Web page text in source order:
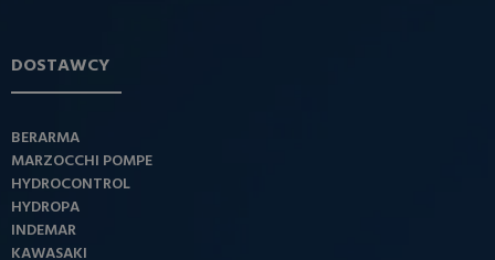
DOSTAWCY
BERARMA
MARZOCCHI POMPE
HYDROCONTROL
HYDROPA
INDEMAR
KAWASAKI